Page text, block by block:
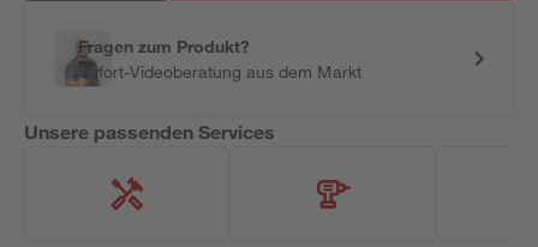
Fragen zum Produkt?
Sofort-Videoberatung aus dem Markt
Unsere passenden Services